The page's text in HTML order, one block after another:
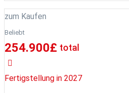
zum Kaufen
Beliebt
254.900£ total
Fertigstellung in 2027